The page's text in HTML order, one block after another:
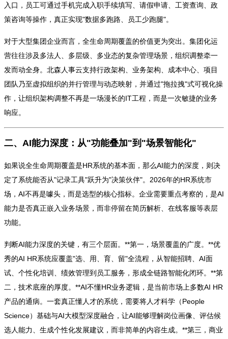
入口，员工可通过手机完成入职手续填写、请假申请、工资查询、政
策咨询等操作，真正实现"数据多跑路、员工少跑腿"。
对于大型集团企业而言，全生命周期覆盖的价值更为突出。集团化运
营往往涉及多法人、多层级、多业态的复杂管理场景，组织调整牵一
发而动全身。北森人事云支持行政架构、业务架构、成本中心、项目
团队乃至虚拟组织的并行管理与动态映射，并通过"拖拉拽"式可视化操
作，让组织架构调整不再是一场漫长的IT工程，而是一次敏捷的业务
响应。
二、AI能力深度：从"功能叠加"到"场景智能化"
如果说全生命周期覆盖是HR系统的基本面，那么AI能力的深度，则决
定了系统能否从"记录工具"跃升为"决策伙伴"。2026年的HR系统市
场，AI不再是噱头，而是选型的核心指标。企业需要重点考察的，是AI
能力是否真正嵌入业务场景，而非停留在简历解析、在线客服等表层
功能。
判断AI能力深度的关键，有三个层面。**第一，场景覆盖的广度。**优
秀的AI HR系统应覆盖"选、用、育、留"全流程，从智能招聘、AI面
试、个性化培训、绩效管理到员工服务，形成全链路智能化闭环。**第
二，技术底座的厚度。**AI不懂HR业务逻辑，是当前市场上多数AI HR
产品的通病。一套真正懂人才的系统，需要将人才科学（People
Science）基础与AI大模型深度融合，让AI能够理解岗位画像、评估候
选人能力、生成个性化发展建议，而非简单的内容生成。**第三，商业